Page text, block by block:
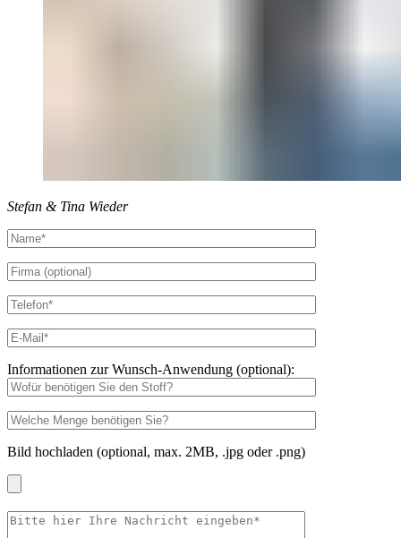
Stefan & Tina Wieder
Informationen zur Wunsch-Anwendung (optional):
Bild hochladen (optional, max. 2MB, .jpg oder .png)